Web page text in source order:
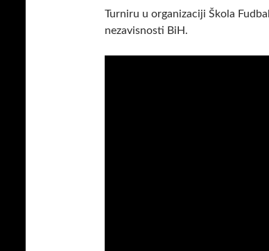
Turniru u organizaciji Škola
nezavisnosti BiH.